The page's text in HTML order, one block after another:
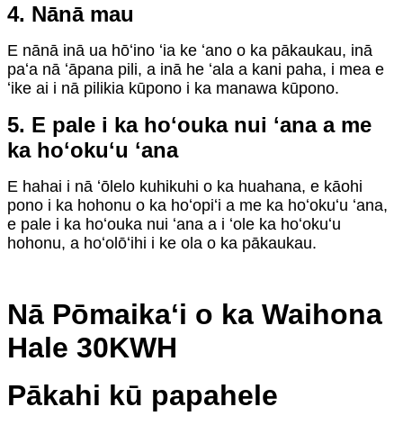
4. Nānā mau
E nānā inā ua hōʻino ʻia ke ʻano o ka pākaukau, inā
paʻa nā ʻāpana pili, a inā he ʻala a kani paha, i mea e
ʻike ai i nā pilikia kūpono i ka manawa kūpono.
5. E pale i ka hoʻouka nui ʻana a me
ka hoʻokuʻu ʻana
E hahai i nā ʻōlelo kuhikuhi o ka huahana, e kāohi
pono i ka hohonu o ka hoʻopiʻi a me ka hoʻokuʻu ʻana,
e pale i ka hoʻouka nui ʻana a i ʻole ka hoʻokuʻu
hohonu, a hoʻolōʻihi i ke ola o ka pākaukau.
Nā Pōmaikaʻi o ka Waihona
Hale 30KWH
Pākahi kū papahele